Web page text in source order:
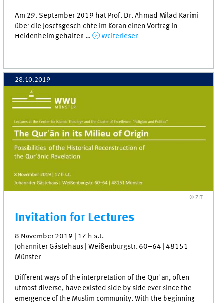
Am 29. September 2019 hat Prof. Dr. Ahmad Milad Karimi
über die Josefsgeschichte im Koran einen Vortrag in
Heidenheim gehalten …
Weiterlesen
28.10.2019
© ZIT
Invitation for Lectures
8 November 2019 | 17 h s.t.
Johanniter Gästehaus | Weißenburgstr. 60–64 | 48151
Münster
Different ways of the interpretation of the Qurʾān, often
utmost diverse, have existed side by side ever since the
emergence of the Muslim community. With the beginning